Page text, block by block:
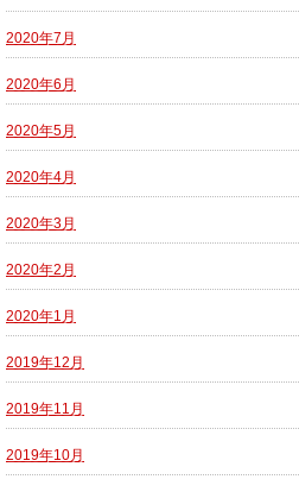
2020年7月
2020年6月
2020年5月
2020年4月
2020年3月
2020年2月
2020年1月
2019年12月
2019年11月
2019年10月